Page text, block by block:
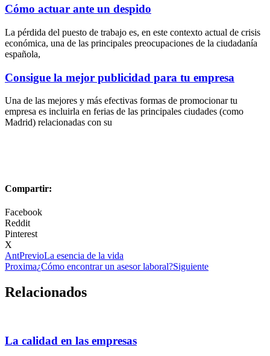
Cómo actuar ante un despido
La pérdida del puesto de trabajo es, en este contexto actual de crisis
económica, una de las principales preocupaciones de la ciudadanía
española,
Consigue la mejor publicidad para tu empresa
Una de las mejores y más efectivas formas de promocionar tu
empresa es incluirla en ferias de las principales ciudades (como
Madrid) relacionadas con su
Compartir:
Facebook
Reddit
Pinterest
X
AntPrevioLa esencia de la vida
Proxima¿Cómo encontrar un asesor laboral?Siguiente
Relacionados
La calidad en las empresas